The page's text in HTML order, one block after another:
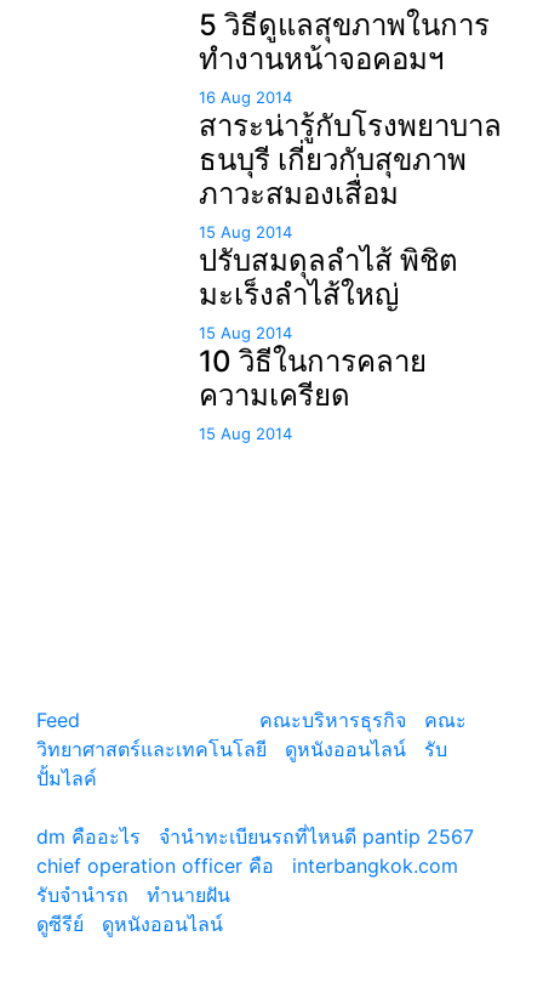
5 วิธีดูแลสุขภาพในการ
ทำงานหน้าจอคอมฯ
16 Aug 2014
สาระน่ารู้กับโรงพยาบาล
ธนบุรี เกี่ยวกับสุขภาพ
ภาวะสมองเสื่อม
15 Aug 2014
ปรับสมดุลลำไส้ พิชิต
มะเร็งลำไส้ใหญ่
15 Aug 2014
10 วิธีในการคลาย
ความเครียด
15 Aug 2014
Feed
คณะบริหารธุรกิจ
คณะ
วิทยาศาสตร์และเทคโนโลยี
ดูหนังออนไลน์
รับ
ปั้มไลค์
dm คืออะไร
จํานําทะเบียนรถที่ไหนดี pantip 2567
chief operation officer คือ
interbangkok.com
รับจํานํารถ
ทํานายฝัน
ดูซีรีย์
ดูหนังออนไลน์